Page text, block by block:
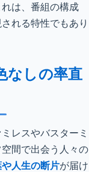
は、番組の構成
れる特性でもあり
なしの率直
レスやバスターミ
間で出会う人々の
人生の断片が届け